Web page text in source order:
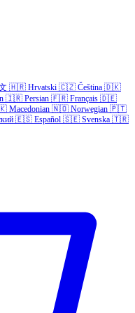
🇭🇷 Hrvatski 🇨🇿 Čeština 🇩🇰
🇮🇷 Persian 🇫🇷 Français 🇩🇪
Macedonian 🇳🇴 Norwegian 🇵🇹
🇪🇸 Español 🇸🇪 Svenska 🇹🇷